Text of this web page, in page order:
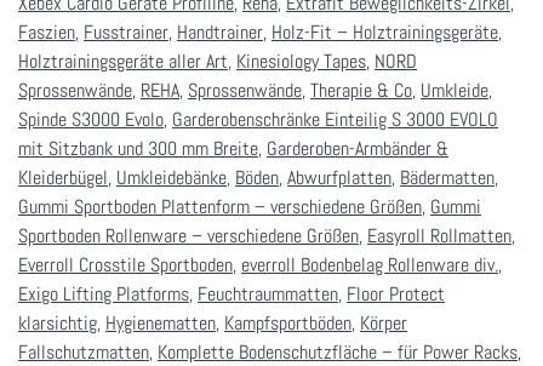
Faszien, Fusstrainer, Handtrainer, Holz-Fit – Holztrainingsgeräte,
Holztrainingsgeräte aller Art, Kinesiology Tapes, NORD
Sprossenwände, REHA, Sprossenwände,Therapie & Co, Umkleide,
Spinde S3000 Evolo, Garderobenschränke Einteilig S 3000 EVOLO
mit Sitzbank und 300 mm Breite, Garderoben-Armbänder &
Kleiderbügel, Umkleidebänke, Böden,Abwurfplatten, Bädermatten,
Gummi Sportboden Plattenform – verschiedene Größen, Gummi
Sportboden Rollenware – verschiedene Größen, Easyroll Rollmatten,
Everroll Crosstile Sportboden, everroll Bodenbelag Rollenware div.,
Exigo Lifting Platforms, Feuchtraummatten, Floor Protect
klarsichtig, Hygienematten, Kampfsportböden, Körper
Fallschutzmatten, Komplette Bodenschutzfläche – für Power Racks,